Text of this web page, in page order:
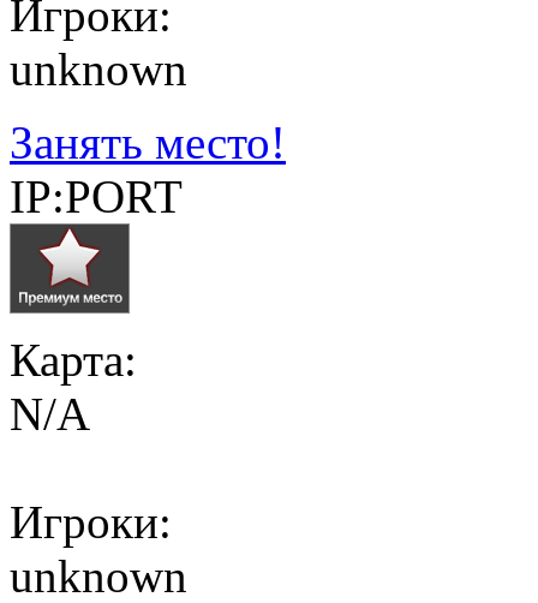
Игроки:
unknown
Занять место!
IP:PORT
Карта:
N/A
Игроки:
unknown